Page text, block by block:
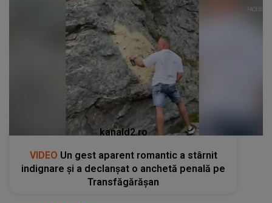
kanald2.ro
VIDEO Un gest aparent romantic a stârnit
indignare și a declanșat o anchetă penală pe
Transfăgărășan